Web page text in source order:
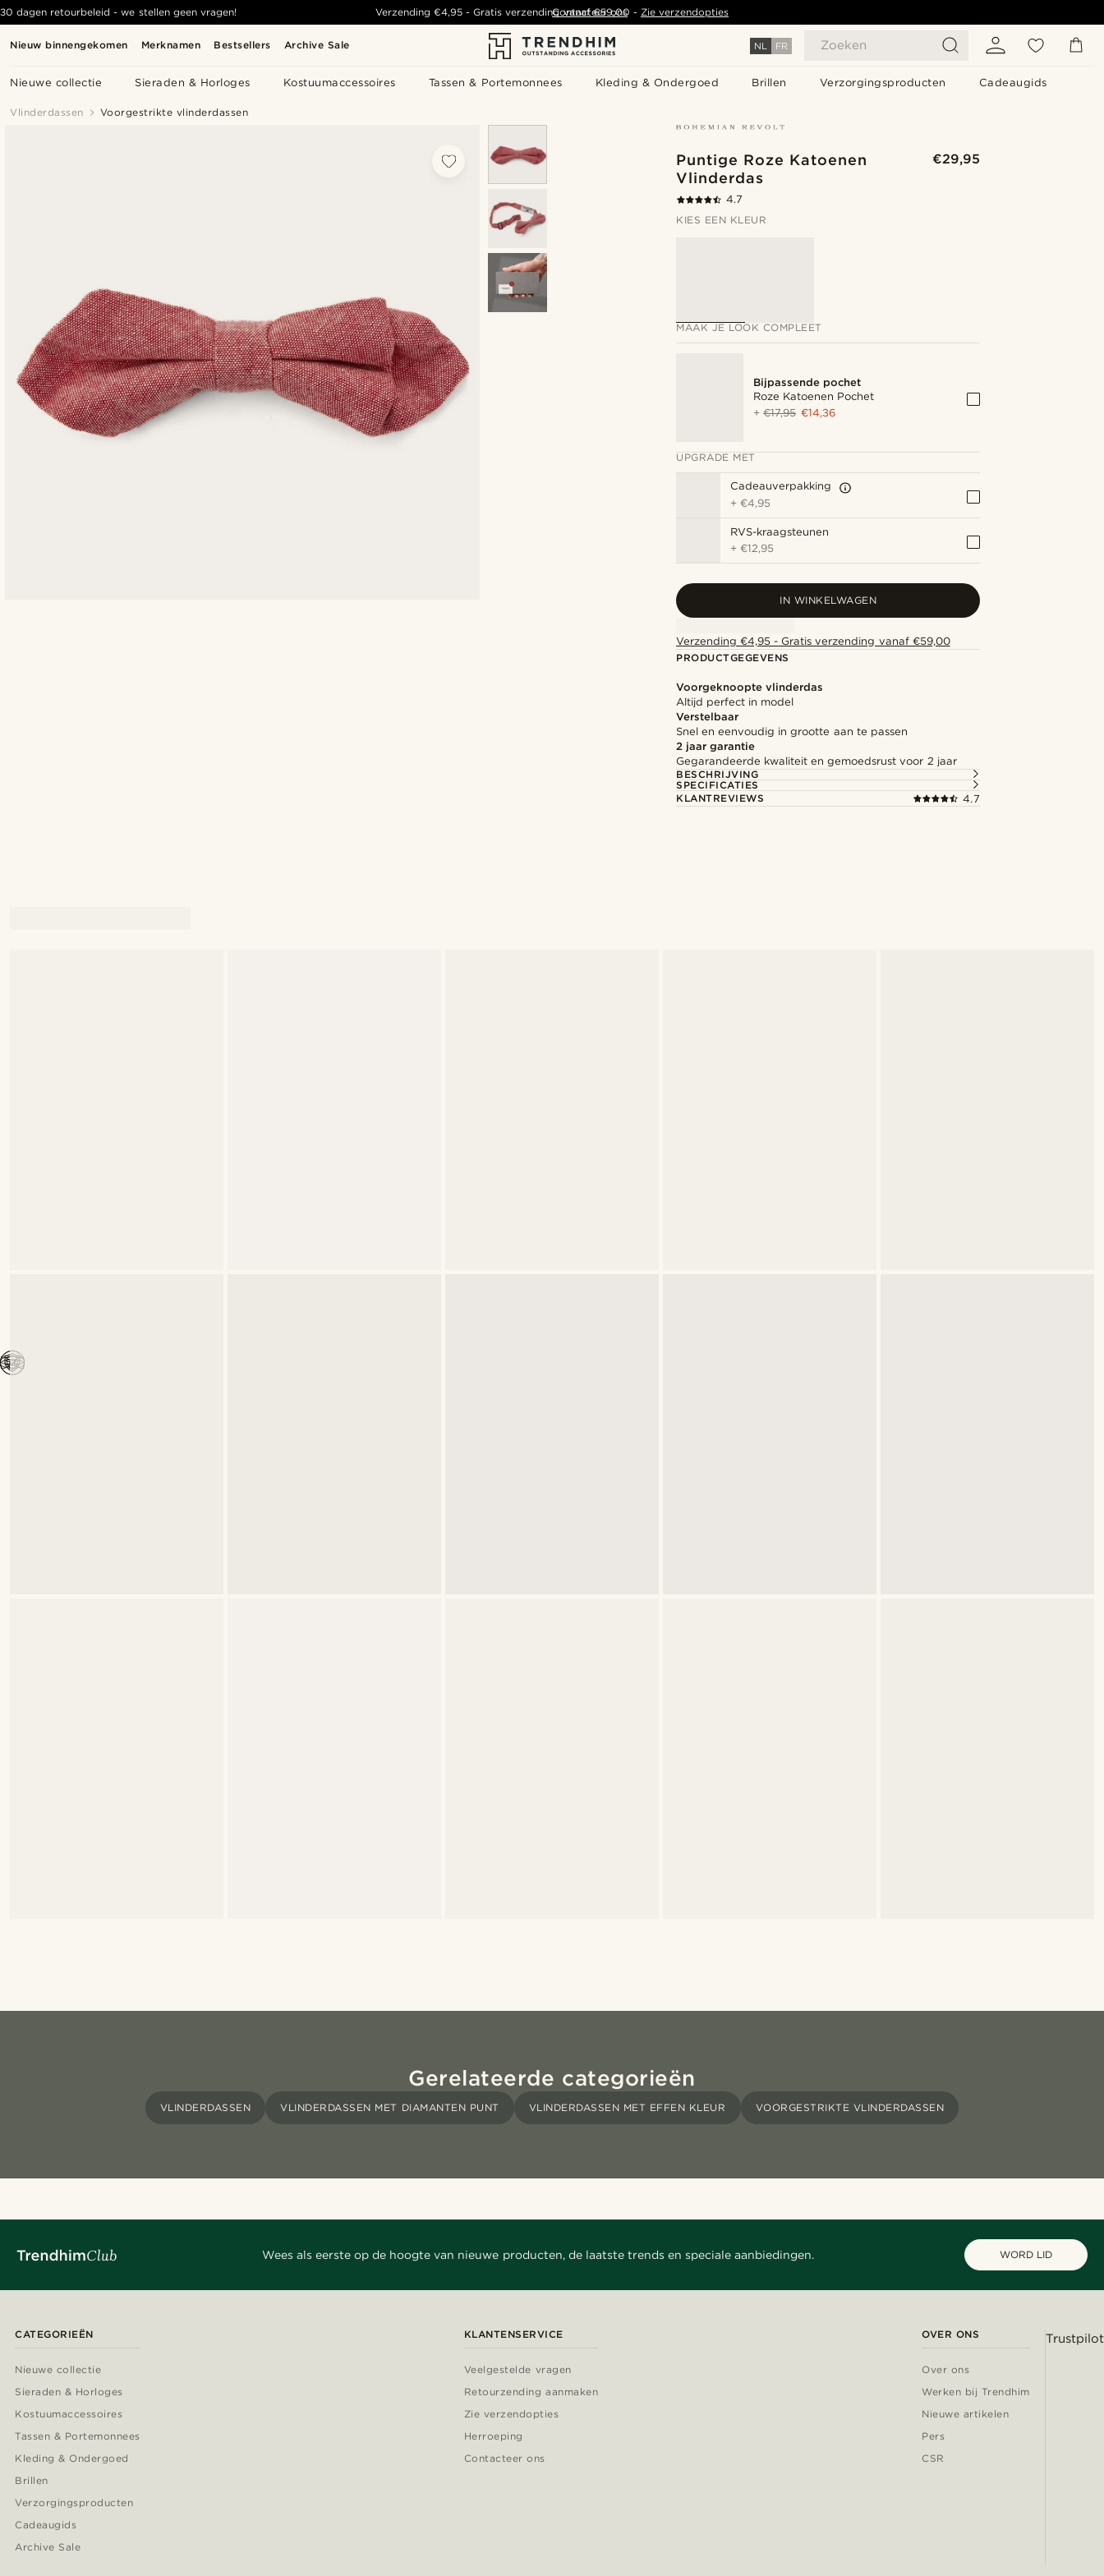
Nieuw binnengekomen Merknamen Bestsellers Archive Sale NL FR Zoeken
Nieuwe collectie Sieraden & Horloges Kostuumaccessoires Tassen & Portemonnees Kleding & Ondergoed Brillen Verzorgingsproducten Cadeaugids
30 dagen retourbeleid - we stellen geen vragen! Verzending €4,95 -Gratis verzending vanaf €59,00 - Zie verzendopties
Contacteer ons
Vlinderdassen Voorgestrikte vlinderdassen
Puntige Roze Katoenen
Vlinderdas
€29,95
4.7
KIES EEN KLEUR
MAAK JE LOOK COMPLEET
Bijpassende pochet
Roze Katoenen Pochet
+€17,95 €14,36
UPGRADE MET
Cadeauverpakking
+€4,95
RVS-kraagsteunen
+€12,95
IN WINKELWAGEN
Verzending €4,95 - Gratis verzending vanaf €59,00
PRODUCTGEGEVENS
Voorgeknoopte vlinderdas
Altijd perfect in model
Verstelbaar
Snel en eenvoudig in grootte aan te passen
2 jaar garantie
Gegarandeerde kwaliteit en gemoedsrust voor 2 jaar
BESCHRIJVING
SPECIFICATIES
KLANTREVIEWS
4.7
Gerelateerde categorieën
VLINDERDASSEN VLINDERDASSEN MET DIAMANTEN PUNT VLINDERDASSEN MET EFFEN KLEUR VOORGESTRIKTE VLINDERDASSEN
Wees als eerste op de hoogte van nieuwe producten, de laatste trends en speciale aanbiedingen. WORD LID
CATEGORIEËN
Nieuwe collectie
Sieraden & Horloges
Kostuumaccessoires
Tassen & Portemonnees
Kleding & Ondergoed
Brillen
Verzorgingsproducten
Cadeaugids
Archive Sale
KLANTENSERVICE
Veelgestelde vragen
Retourzending aanmaken
Zie verzendopties
Herroeping
Contacteer ons
OVER ONS
Over ons
Werken bij Trendhim
Nieuwe artikelen
Pers
CSR
Trustpilot